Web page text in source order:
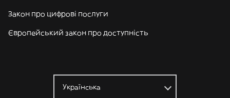
Закон про цифрові послуги
Європейський закон про доступність